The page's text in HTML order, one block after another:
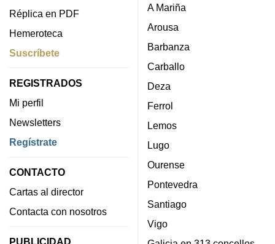
Réplica en PDF
Hemeroteca
Suscríbete
REGISTRADOS
Mi perfil
Newsletters
Regístrate
CONTACTO
Cartas al director
Contacta con nosotros
PUBLICIDAD
A Mariña
Arousa
Barbanza
Carballo
Deza
Ferrol
Lemos
Lugo
Ourense
Pontevedra
Santiago
Vigo